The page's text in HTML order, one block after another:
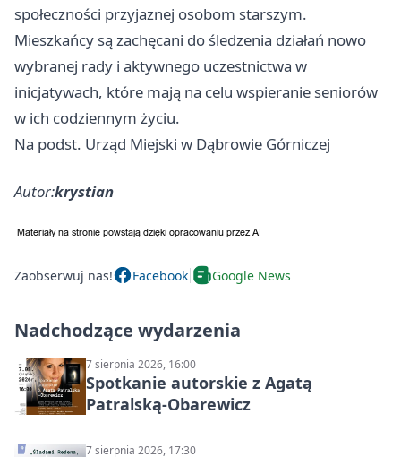
społeczności przyjaznej osobom starszym.
Mieszkańcy są zachęcani do śledzenia działań nowo
wybranej rady i aktywnego uczestnictwa w
inicjatywach, które mają na celu wspieranie seniorów
w ich codziennym życiu.
Na podst. Urząd Miejski w Dąbrowie Górniczej
Autor:krystian
Zaobserwuj nas! Facebook Google News
Nadchodzące wydarzenia
7 sierpnia 2026, 16:00
Spotkanie autorskie z Agatą
Patralską-Obarewicz
7 sierpnia 2026, 17:30